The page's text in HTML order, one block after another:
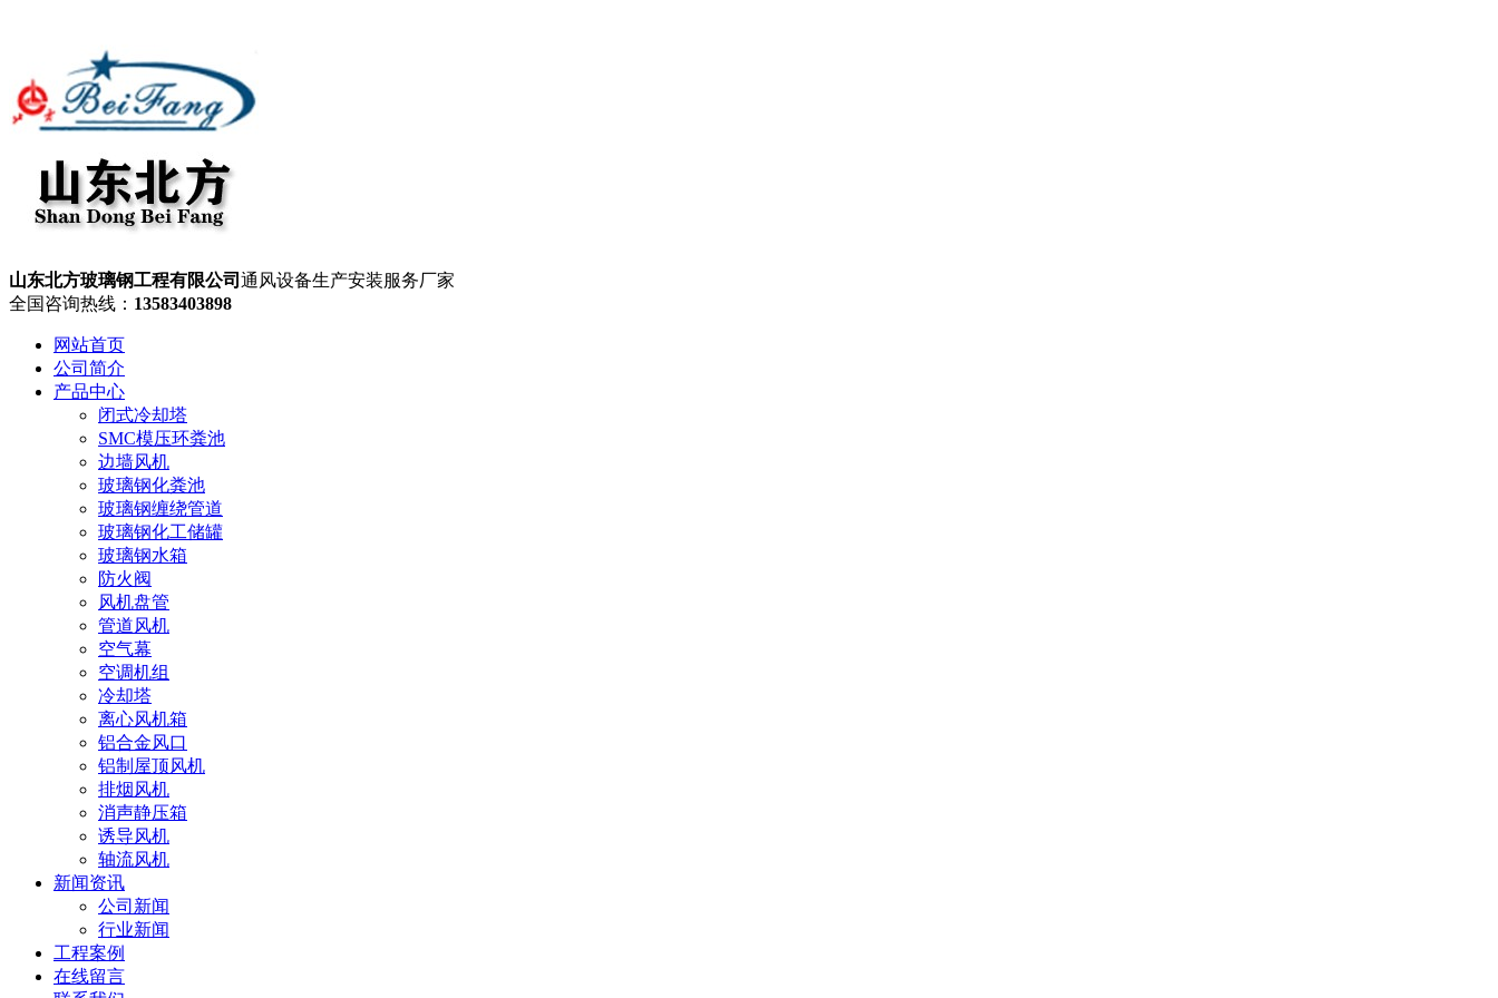
山东北方玻璃钢工程有限公司 通风设备生产安装服务厂家
全国咨询热线： 13583403898
网站首页
公司简介
产品中心
闭式冷却塔
SMC模压环粪池
边墙风机
玻璃钢化粪池
玻璃钢缠绕管道
玻璃钢化工储罐
玻璃钢水箱
防火阀
风机盘管
管道风机
空气幕
空调机组
冷却塔
离心风机箱
铝合金风口
铝制屋顶风机
排烟风机
消声静压箱
诱导风机
轴流风机
新闻资讯
公司新闻
行业新闻
工程案例
在线留言